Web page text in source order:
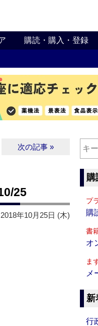
購読・購入・登録
次の記事 »
25
2018年10月25日 (木)
購
プ
購
書
オ
ま
メ
新
行